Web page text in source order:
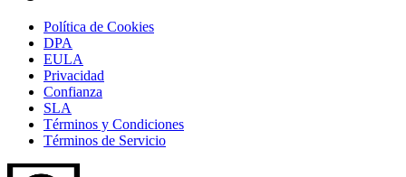
Política de Cookies
DPA
EULA
Privacidad
Confianza
SLA
Términos y Condiciones
Términos de Servicio